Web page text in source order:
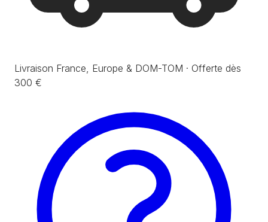
Livraison France, Europe & DOM-TOM · Offerte dès
300 €